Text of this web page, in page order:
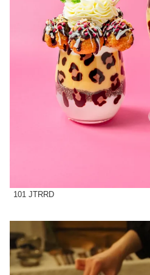
101 JTRRD